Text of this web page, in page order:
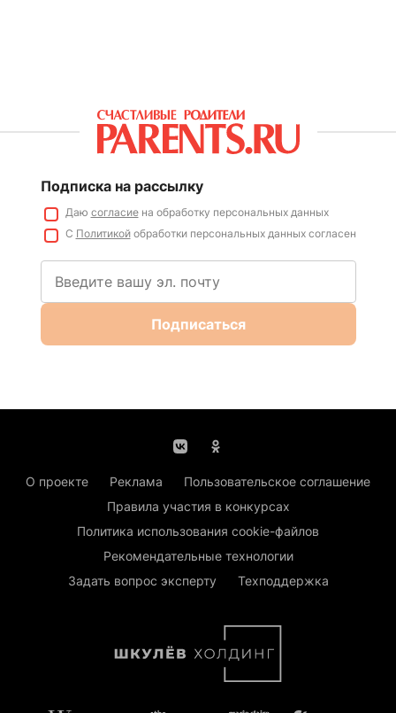
Подписка на рассылку
Даю согласиена обработку персональных данных
С Политикойобработки персональных данных согласен
Подписаться
О проекте Реклама
Пользовательское соглашение
Правила участия в конкурсах
Политика использования cookie-файлов
Рекомендательные технологии
Задать вопрос эксперту
Техподдержка